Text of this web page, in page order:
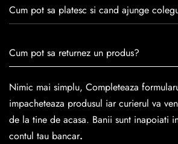
satisfacția clienților.Fiecare pereche de
este creată cu mândrie de meșteri
trecerea timpului.
Cum pot sa platesc si cand ajunge
medie livrarea dureaza 1-2 zile
Easybox-ul Emag.
Cosul de livrareeste 15 lei pentru o
390 lei si Gratuit pentru o comanda de
Cum pot sa returnez un produs?
Nimic mai simplu, Completeaza
impacheteaza produsul iar curierul va
de la tine de acasa. Banii sunt inapoiati
contul tau bancar.